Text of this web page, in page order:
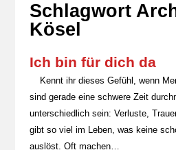
Schlagwort
Kösel
Ich bin für dich da
Kennt ihr dieses Gefühl, wenn
sind gerade eine schwere Zeit
unterschiedlich sein: Verluste,
gibt so viel im Leben, was keine
auslöst. Oft machen…